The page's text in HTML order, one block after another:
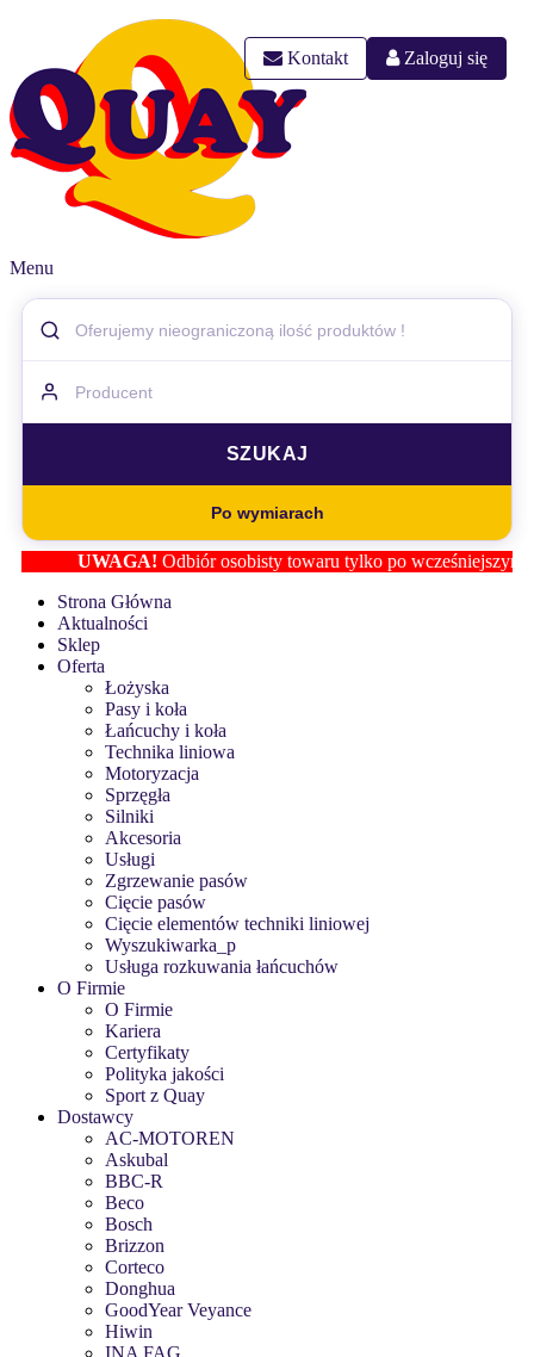
Kontakt Zaloguj się
Menu
Po wymiarach
UWAGA!Odbiór osobisty towaru tylko po wcześniejszym
Strona Główna
Aktualności
Sklep
Oferta
Łożyska
Pasy i koła
Łańcuchy i koła
Technika liniowa
Motoryzacja
Sprzęgła
Silniki
Akcesoria
Usługi
Zgrzewanie pasów
Cięcie pasów
Cięcie elementów techniki liniowej
Wyszukiwarka_p
Usługa rozkuwania łańcuchów
O Firmie
O Firmie
Kariera
Certyfikaty
Polityka jakości
Sport z Quay
Dostawcy
AC-MOTOREN
Askubal
BBC-R
Beco
Bosch
Brizzon
Corteco
Donghua
GoodYear Veyance
Hiwin
INA FAG